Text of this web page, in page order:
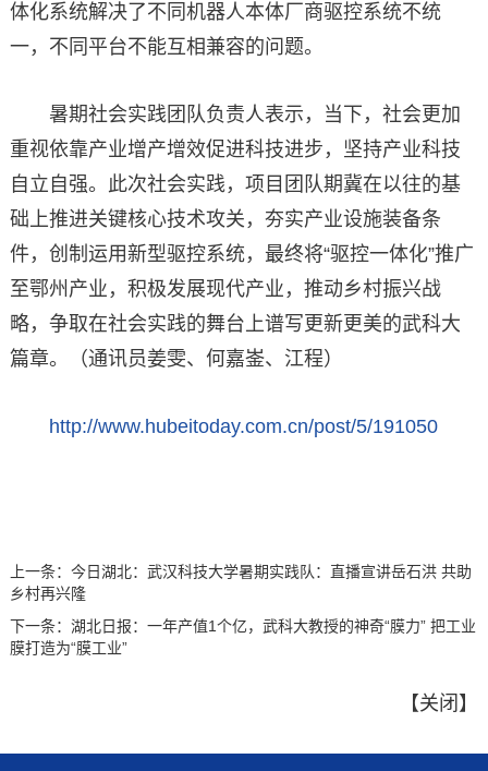
体化系统解决了不同机器人本体厂商驱控系统不统
一，不同平台不能互相兼容的问题。
暑期社会实践团队负责人表示，当下，社会更加
重视依靠产业增产增效促进科技进步，坚持产业科技
自立自强。此次社会实践，项目团队期冀在以往的基
础上推进关键核心技术攻关，夯实产业设施装备条
件，创制运用新型驱控系统，最终将“驱控一体化”推广
至鄂州产业，积极发展现代产业，推动乡村振兴战
略，争取在社会实践的舞台上谱写更新更美的武科大
篇章。（通讯员姜雯、何嘉崟、江程）
http://www.hubeitoday.com.cn/post/5/191050
上一条： 今日湖北：武汉科技大学暑期实践队：直播宣讲岳石洪 共助
乡村再兴隆
下一条： 湖北日报：一年产值1个亿，武科大教授的神奇“膜力” 把工业
膜打造为“膜工业”
【关闭 】